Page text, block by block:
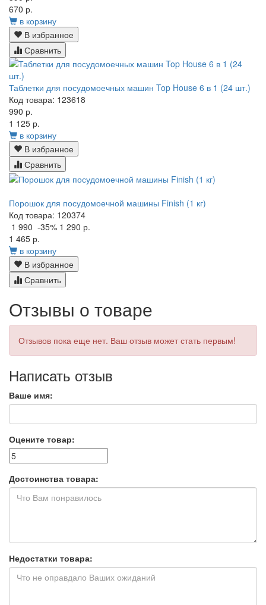
670 р.
в корзину
В избранное
Сравнить
Таблетки для посудомоечных машин Top House 6 в 1 (24 шт.)
Код товара: 123618
990 р.
1 125 р.
в корзину
В избранное
Сравнить
Порошок для посудомоечной машины Finish (1 кг)
Код товара: 120374
1 990 -35% 1 290 р.
1 465 р.
в корзину
В избранное
Сравнить
Отзывы о товаре
Отзывов пока еще нет. Ваш отзыв может стать первым!
Написать отзыв
Ваше имя:
Оцените товар:
Достоинства товара:
Недостатки товара: